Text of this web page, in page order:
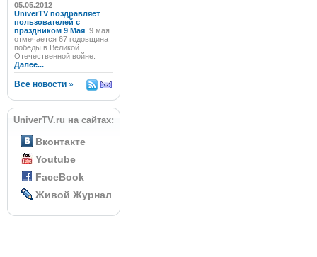
05.05.2012
UniverTV поздравляет
пользователей с
праздником 9 Мая 9 мая
отмечается 67 годовщина
победы в Великой
Отечественной войне.
Далее...
Все новости »
UniverTV.ru на сайтах:
Вконтакте
Youtube
FaceBook
Живой Журнал